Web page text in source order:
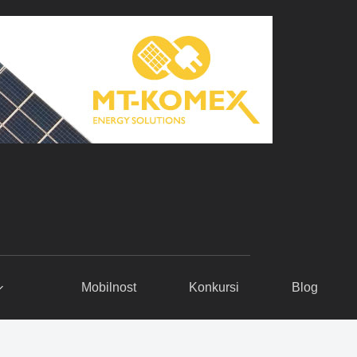
Mobilnost Konkursi Blog